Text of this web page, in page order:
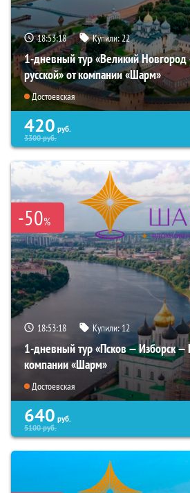
18:53:17 Купили:22
1-дневный тур «Великий
русской» от компании «Шарм»
Достоевская
420 руб.
3300руб.
-50%
18:53:17 Купили:12
1-дневный тур «Псков — Изборск —
компании «Шарм»
Достоевская
640 руб.
5100руб.